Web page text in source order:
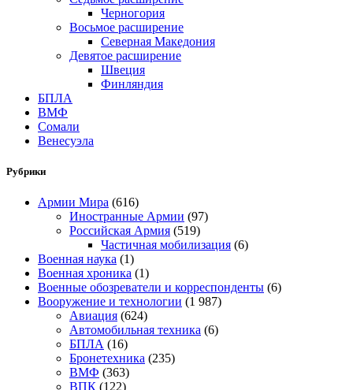
Черногория
Восьмое расширение
Северная Македония
Девятое расширение
Швеция
Финляндия
БПЛА
ВМФ
Сомали
Венесуэла
Рубрики
Армии Мира (616)
Иностранные Армии (97)
Российская Армия (519)
Частичная мобилизация (6)
Военная наука (1)
Военная хроника (1)
Военные обозреватели и корреспонденты (6)
Вооружение и технологии (1 987)
Авиация (624)
Автомобильная техника (6)
БПЛА (16)
Бронетехника (235)
ВМФ (363)
ВПК (122)